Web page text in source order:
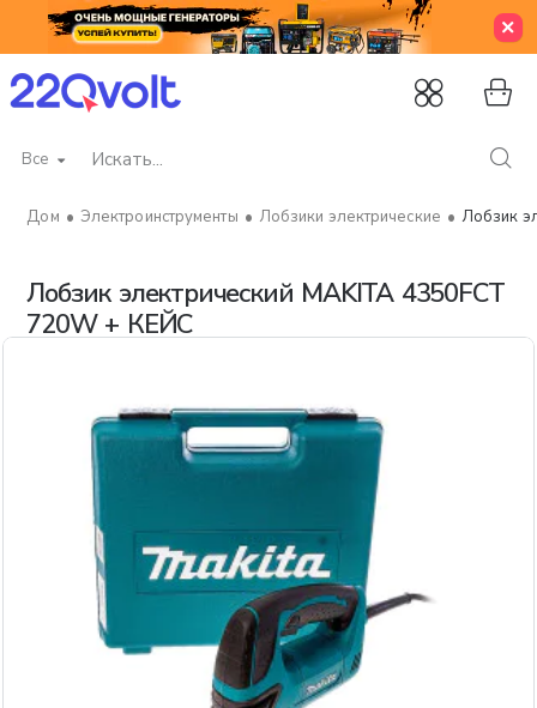
Все
Искать...
Лобзик электрический MAKITA 4350FCT
720W + КЕЙС
Электроинструменты Лобзики электрические Лобзик